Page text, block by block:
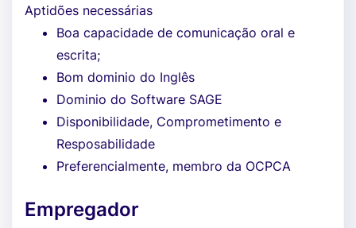
Aptidões necessárias
Boa capacidade de comunicação oral e
escrita;
Bom dominio do Inglês
Dominio do Software SAGE
Disponibilidade, Comprometimento e
Resposabilidade
Preferencialmente, membro da OCPCA
Empregador